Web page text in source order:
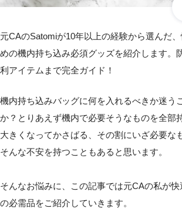
元CAのSatomiが10年以上の経験から選んだ
めの機内持ち込み必須グッズを紹介します。
利アイテムまで完全ガイド！
機内持ち込みバッグに何を入れるべきか迷う
か？とりあえず機内で必要そうなものを全部
大きくなってかさばる、その割にいざ必要な
そんな不安を持つこともあると思います。
そんなお悩みに、この記事では元CAの私が
の必需品をご紹介していきます。